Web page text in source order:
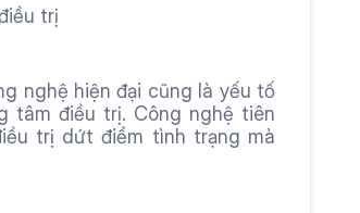
trị
nghệ hiện đại cũng là yếu tố
tâm điều trị. Công nghệ tiên
trị dứt điểm tình trạng mà